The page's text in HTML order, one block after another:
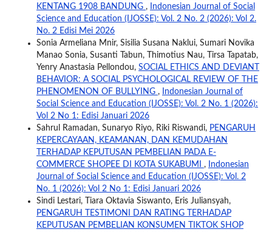
KENTANG 1908 BANDUNG ,
Indonesian Journal of Social
Science and Education (IJOSSE): Vol. 2 No. 2 (2026): Vol 2.
No. 2 Edisi Mei 2026
Sonia Armeliana Mnir, Sisilia Susana Naklui, Sumari Novika
Manao Sonia, Susanti Tabun, Thimotius Nau, Tirsa Tapatab,
Yenry Anastasia Pellondou, SOCIAL ETHICS AND DEVIANT
BEHAVIOR: A SOCIAL PSYCHOLOGICAL REVIEW OF THE
PHENOMENON OF BULLYING ,
Indonesian Journal of
Social Science and Education (IJOSSE): Vol. 2 No. 1 (2026):
Vol 2 No 1: Edisi Januari 2026
Sahrul Ramadan, Sunaryo Riyo, Riki Riswandi, PENGARUH
KEPERCAYAAN, KEAMANAN, DAN KEMUDAHAN
TERHADAP KEPUTUSAN PEMBELIAN PADA E-
COMMERCE SHOPEE DI KOTA SUKABUMI ,
Indonesian
Journal of Social Science and Education (IJOSSE): Vol. 2
No. 1 (2026): Vol 2 No 1: Edisi Januari 2026
Sindi Lestari, Tiara Oktavia Siswanto, Eris Juliansyah,
PENGARUH TESTIMONI DAN RATING TERHADAP
KEPUTUSAN PEMBELIAN KONSUMEN TIKTOK SHOP